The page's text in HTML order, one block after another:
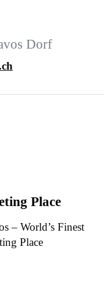
Dorf
Place
– World’s Finest
Place